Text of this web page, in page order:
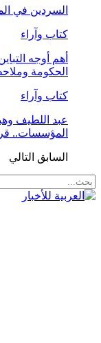
السردين في
كتاب وآراء
الحكومة
كتاب وآراء
عبد اللطيف
المؤسسات..
السابق التالي